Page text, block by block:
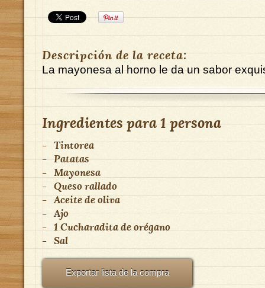
Descripción de la receta:
La mayonesa al horno le da un sabor
Ingredientes para1 persona
- Tintorea
- Patatas
- Mayonesa
- Queso rallado
- Aceite de oliva
- Ajo
- 1 Cucharadita de orégano
- Sal
Exportar lista de la compra